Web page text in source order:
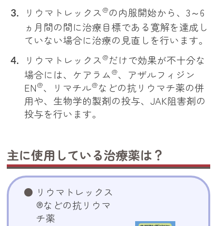
リウマトレックス@の内服開始から、3～6
ヵ月間の間に治療目標である寛解を達成し
ていない場合に治療の見直しを行います。
リウマトレックス@だけで効果が不十分な
場合には、ケアラム@、アザルフィジン
EN@、リマチル@などの抗リウマチ薬の併
用や、生物学的製剤の投与、JAK阻害剤の
投与を行います。
主に使用している治療薬は？
リウマトレックス
®などの抗リウマ
チ薬